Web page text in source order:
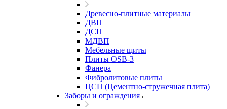
Древесно-плитные материалы
ДВП
ДСП
МДВП
Мебельные щиты
Плиты OSB-3
Фанера
Фибролитовые плиты
ЦСП (Цементно-стружечная плита)
Заборы и ограждения